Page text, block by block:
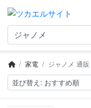
家電 ジャノメ 通販